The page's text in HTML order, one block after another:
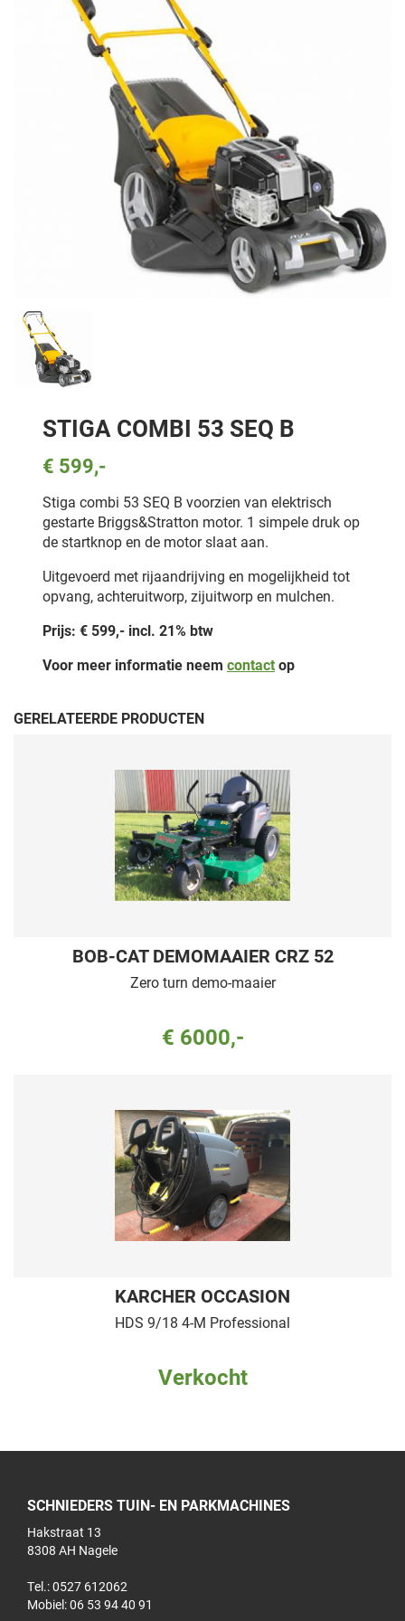
STIGA COMBI 53 SEQ B
€ 599,-
Stiga combi 53 SEQ B voorzien van elektrisch
gestarte Briggs&Stratton motor. 1 simpele druk op
de startknop en de motor slaat aan.
Uitgevoerd met rijaandrijving en mogelijkheid tot
opvang, achteruitworp, zijuitworp en mulchen.
Prijs: € 599,- incl. 21% btw
Voor meer informatie neem contactop
GERELATEERDE PRODUCTEN
BOB-CAT DEMOMAAIER CRZ 52
Zero turn demo-maaier
€ 6000,-
KARCHER OCCASION
HDS 9/18 4-M Professional
Verkocht
SCHNIEDERS TUIN- EN PARKMACHINES
Hakstraat 13
8308 AH Nagele
Tel.: 0527 612062
Mobiel:06 53 94 40 91